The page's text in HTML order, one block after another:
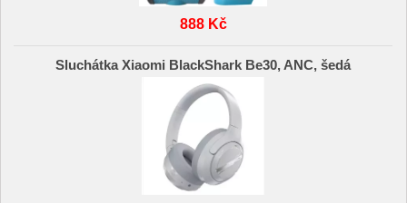
888 Kč
Sluchátka Xiaomi BlackShark Be30, ANC, šedá